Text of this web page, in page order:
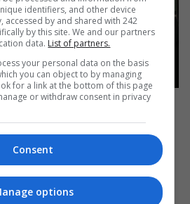
muncă în
câștigam 1.600
din sat”.
de peste 3.000 de
identifiers, and other device
accessed by and shared with 242
by this site. We and our partners
data. List of partners.
your personal data on the basis
you can object to by managing
for a link at the bottom of this page
or withdraw consent in privacy
Consent
options